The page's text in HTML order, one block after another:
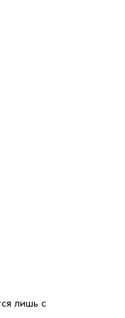
лишь с